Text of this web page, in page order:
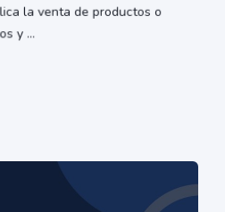
la venta de productos o
y ...